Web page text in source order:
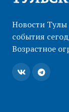
Новости Тулы
события
Возрастное